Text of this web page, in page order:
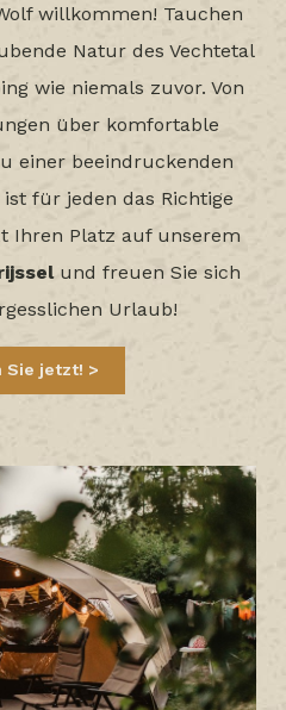
willkommen! Tauchen
Natur des Vechtetal
wie niemals zuvor. Von
über komfortable
einer beeindruckenden
für jeden das Richtige
Ihren Platz auf unserem
und freuen Sie sich
Urlaub!
Sie jetzt!